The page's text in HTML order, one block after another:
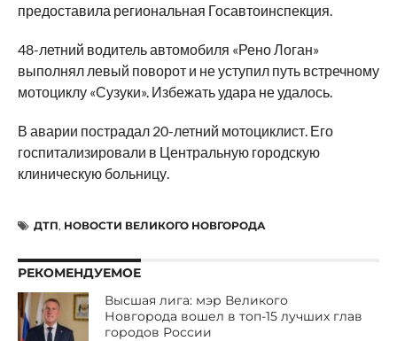
предоставила региональная Госавтоинспекция.
48-летний водитель автомобиля «Рено Логан»
выполнял левый поворот и не уступил путь встречному
мотоциклу «Сузуки». Избежать удара не удалось.
В аварии пострадал 20-летний мотоциклист. Его
госпитализировали в Центральную городскую
клиническую больницу.
ДТП, НОВОСТИ ВЕЛИКОГО НОВГОРОДА
РЕКОМЕНДУЕМОЕ
Высшая лига: мэр Великого
Новгорода вошел в топ-15 лучших глав
городов России